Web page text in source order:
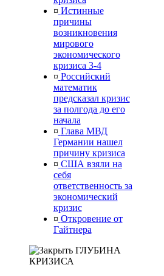
¤ Истинные
причины
возникновения
мирового
экономического
кризиса 3-4
¤ Российский
математик
предсказал кризис
за полгода до его
начала
¤ Глава МВД
Германии нашел
причину кризиса
¤ США взяли на
себя
ответственность за
экономический
кризис
¤ Откровение от
Гайтнера
ГЛУБИНА
КРИЗИСА